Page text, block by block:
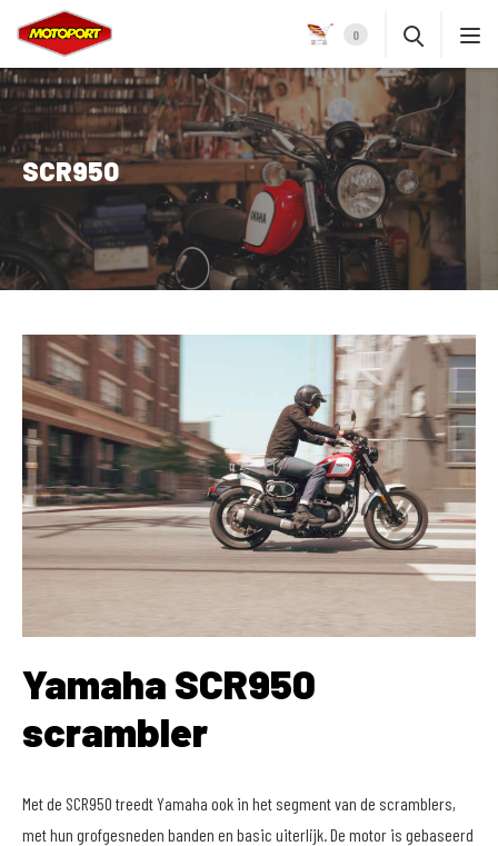
0
SCR950
Yamaha SCR950
scrambler
Met de SCR950 treedt Yamaha ook in het segment van de scramblers,
met hun grofgesneden banden en basic uiterlijk. De motor is gebaseerd